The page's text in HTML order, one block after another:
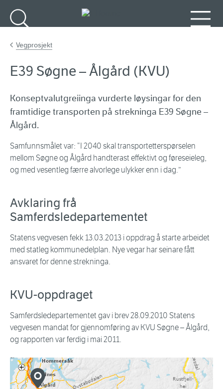
Vegprosjekt
E39 Søgne – Ålgård (KVU)
Konseptvalutgreiinga vurderte løysingar for den
framtidige transporten på strekninga E39 Søgne –
Ålgård.
Samfunnsmålet var: “ I 2040 skal transportetterspørselen
mellom Søgne og Ålgård handterast effektivt og føreseieleg,
og med vesentleg færre alvorlege ulykker enn i dag.”
Avklaring frå
Samferdsledepartementet
Statens vegvesen fekk 13.03.2013 i oppdrag å starte arbeidet
med statleg kommunedelplan. Nye vegar har seinare fått
ansvaret for denne strekninga.
KVU-oppdraget
Samferdsledepartementet gav i brev 28.09.2010 Statens
vegvesen mandat for gjennomføring av KVU Søgne–Ålgård,
og rapporten var ferdig i mai 2011.